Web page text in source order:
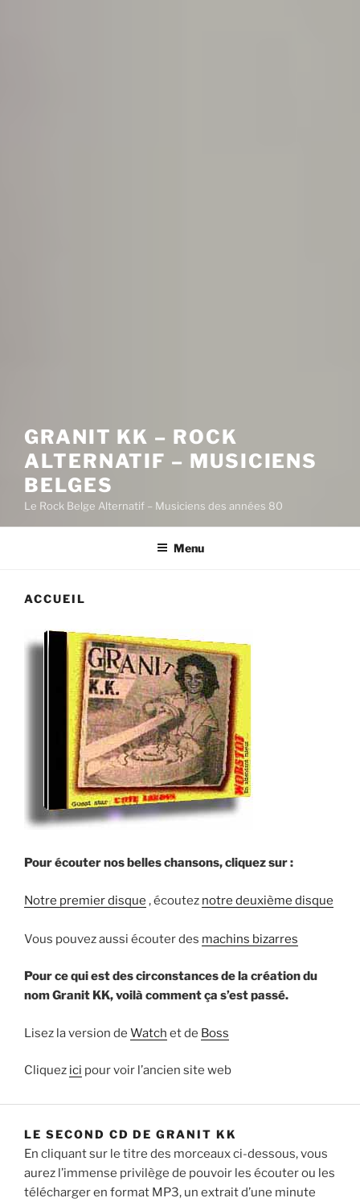
GRANIT KK – ROCK
ALTERNATIF – MUSICIENS
BELGES
Le Rock Belge Alternatif – Musiciens des années 80
Menu
ACCUEIL
Pour écouter nos belles chansons, cliquez sur :
Notre premier disque , écoutez notre deuxième disque
Vous pouvez aussi écouter des machins bizarres
Pour ce qui est des circonstances de la création du
nom Granit KK, voilà comment ça s’est passé.
Lisez la version de Watch et de Boss
Cliquez ici pour voir l’ancien site web
LE SECOND CD DE GRANIT KK
En cliquant sur le titre des morceaux ci-dessous, vous
aurez l’immense privilège de pouvoir les écouter ou les
télécharger en format MP3, un extrait d’une minute